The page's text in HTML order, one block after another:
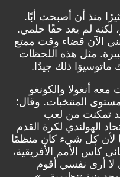
منذ أن أصبحت أبًا.
لكنه لم يعد حقًا حلمي.
الآن قضاء وقت ممتع
مثل هذه اللحظات
ماتوسيوَا ذلك جيدًا.
أنغولا والكونغو
المنتخبات. وقال:
تمكنت من لعب
الهولندي لكرة القدم
لأن كل شيء كان منظمًا
كأس الأمم الأفريقية،
لا أرى نفسي أقوم